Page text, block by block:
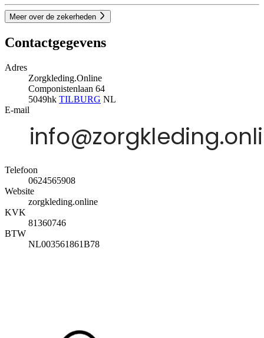
Meer over de zekerheden
Contactgegevens
Adres
Zorgkleding.Online
Componistenlaan 64
5049hk TILBURG NL
E-mail
Telefoon
0624565908
Website
zorgkleding.online
KVK
81360746
BTW
NL003561861B78